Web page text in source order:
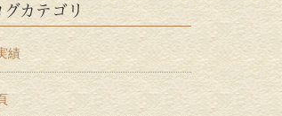
カテゴリ
績